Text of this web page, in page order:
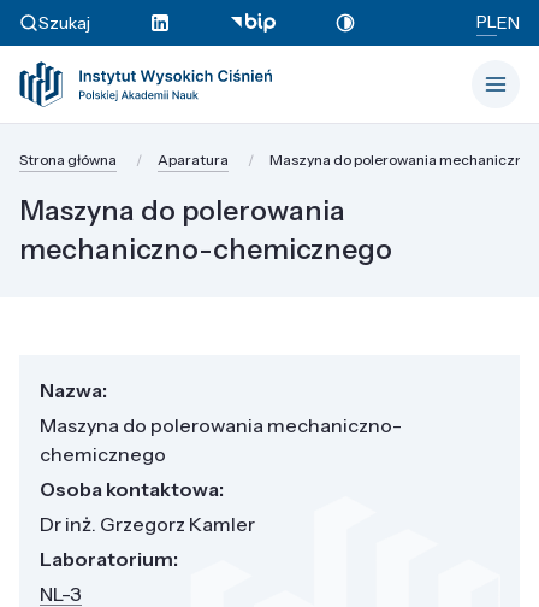
Szukaj PLEN
Strona główna Aparatura Maszyna do polerowania
Maszyna do polerowania
mechaniczno-chemicznego
Nazwa:
Maszyna do polerowania mechaniczno-
chemicznego
Osoba kontaktowa:
Dr inż. Grzegorz Kamler
Laboratorium:
NL-3